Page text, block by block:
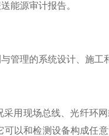
能源审计报告。
管理的系统设计、施工
用现场总线、光纤环
以和检测设备构成任